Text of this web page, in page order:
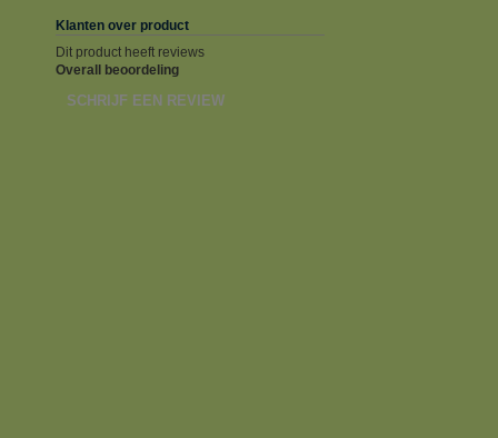
Klanten over product
Dit product heeft reviews
Overall beoordeling
SCHRIJF EEN REVIEW